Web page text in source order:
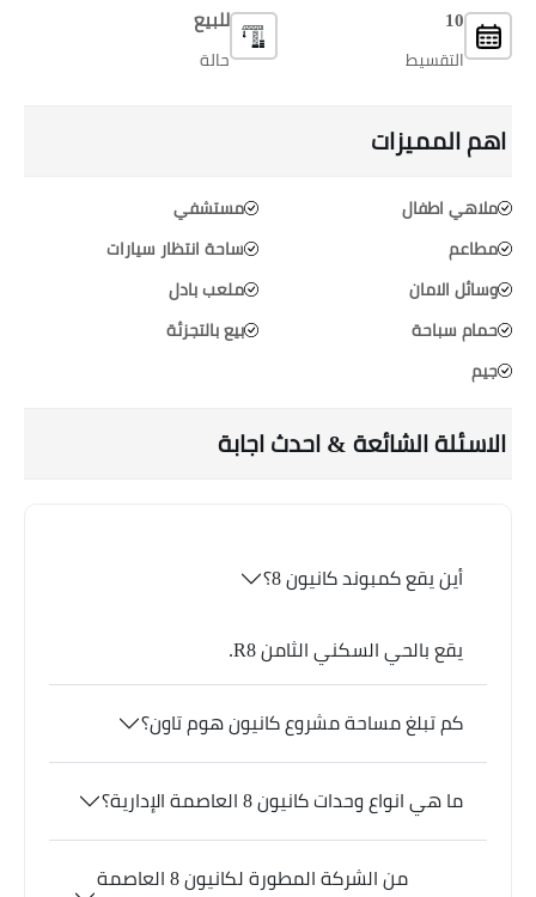
10
التقسيط
للبيع
حالة
اهم المميزات
ملاهي اطفال
مطاعم
وسائل الامان
حمام سباحة
جيم
مستشفي
ساحة انتظار سيارات
ملعب بادل
بيع بالتجزئة
الاسئلة الشائعة & احدث اجابة
أين يقع كمبوند كانيون 8؟
يقع بالحي السكني الثامن R8.
كم تبلغ مساحة مشروع كانيون هوم تاون؟
ما هي انواع وحدات كانيون 8 العاصمة الإدارية؟
من الشركة المطورة لكانيون 8 العاصمة